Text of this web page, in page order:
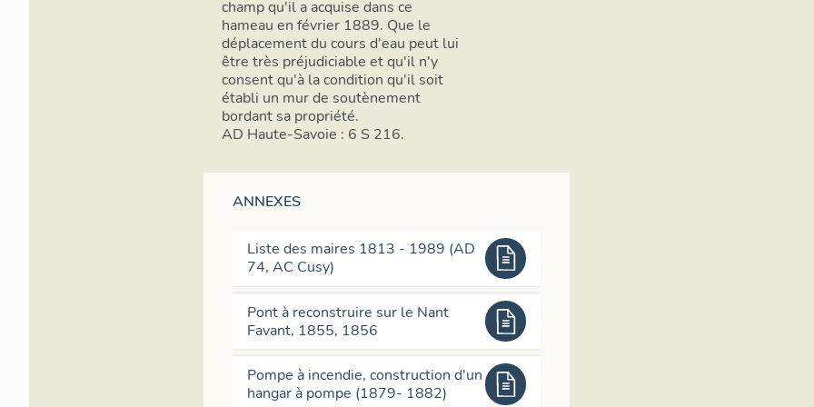
En 1771, il est entre les mains du sénateur du Freney.
pillé puis incendié. Il ne sera jamais relevé et servi comme
Châtellenie de Cusy
de 1287 au comté de Savoie. Dans l'organisation du comté
est chargé de la gestion de la châtellenie, il perçoit les
s'occupe de l'entretien du château. Le châtelain est parfois
comptes, qui rédige « au net [...] le rapport annuellement
lieutenant ». https://fr.wikipedia.org/wiki/
Un deuxième château se trouvait sur la commune au N-O
et Cusy et appartenait à la famille de Fésigny (étudié :
différend entre Jacques 1er de Montmayeur et Guy de
justice, se solde par la décapitation du second et fait grand
champ qu'il a acquise dans ce
hameau en février 1889. Que le
déplacement du cours d'eau peut lui
être très préjudiciable et qu'il n'y
consent qu'à la condition qu'il soit
établi un mur de soutènement
bordant sa propriété.
AD Haute-Savoie : 6 S 216.
ANNEXES
Liste des maires 1813 - 1989 (AD
74, AC Cusy)
Pont à reconstruire sur le Nant
Favant, 1855, 1856
Pompe à incendie, construction d'un
hangar à pompe (1879- 1882)